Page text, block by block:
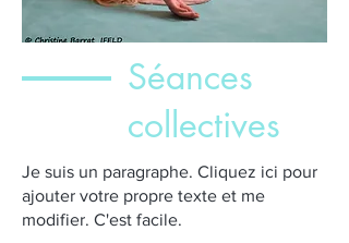
Séances
collectives
Je suis un paragraphe. Cliquez ici pour
ajouter votre propre texte et me
modifier. C'est facile.